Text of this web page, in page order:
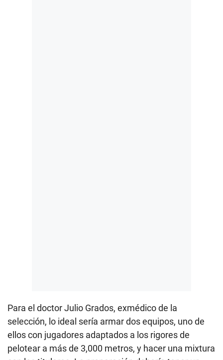
Para el doctor Julio Grados, exmédico de la
selección, lo ideal sería armar dos equipos, uno de
ellos con jugadores adaptados a los rigores de
pelotear a más de 3,000 metros, y hacer una mixtura